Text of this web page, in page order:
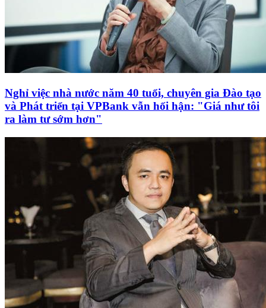
Nghỉ việc nhà nước năm 40 tuổi, chuyên gia Đào tạo
và Phát triển tại VPBank vẫn hối hận: "Giá như tôi
ra làm tư sớm hơn"